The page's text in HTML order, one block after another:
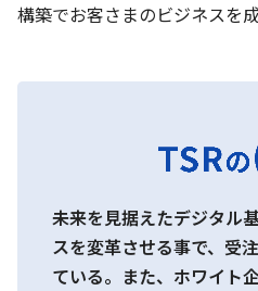
構築でお客さまのビジネスを
未来を見据えたデジタル
スを変革させる事で、受
ている。また、ホワイト